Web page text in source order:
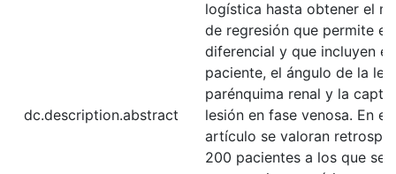
dc.description.abstract
logística hasta obtener el
de regresión que permite el
diferencial y que incluyen el
paciente, el ángulo de la
parénquima renal y la
lesión en fase venosa. En el
artículo se valoran
200 pacientes a los que se